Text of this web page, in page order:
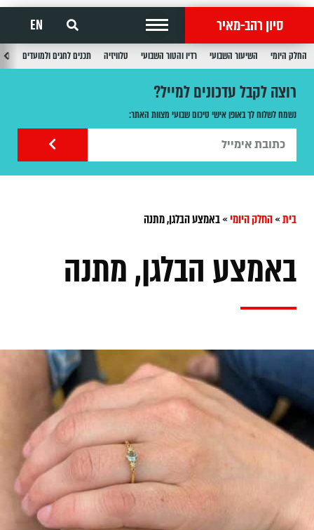
סיון רהב-מאיר EN
החלק היומי השיעור השבועי רדיו והטור השבועי טלוויזיה תכנים לחגים ולמועדים
רוצה לקבל עדכונים למייל?
נשמח לשלוח לך באופן אישי סיכום שבועי מצוות האתר:
בית»החלק היומי»באמצע הבלגן, מתנה
באמצע הבלגן, מתנה